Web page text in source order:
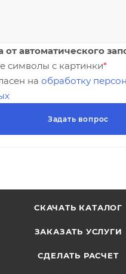
от автоматического
символы с картинки*
на обработку
СКАЧАТЬ КАТАЛОГ
ЗАКАЗАТЬ УСЛУГИ
СДЕЛАТЬ РАСЧЕТ